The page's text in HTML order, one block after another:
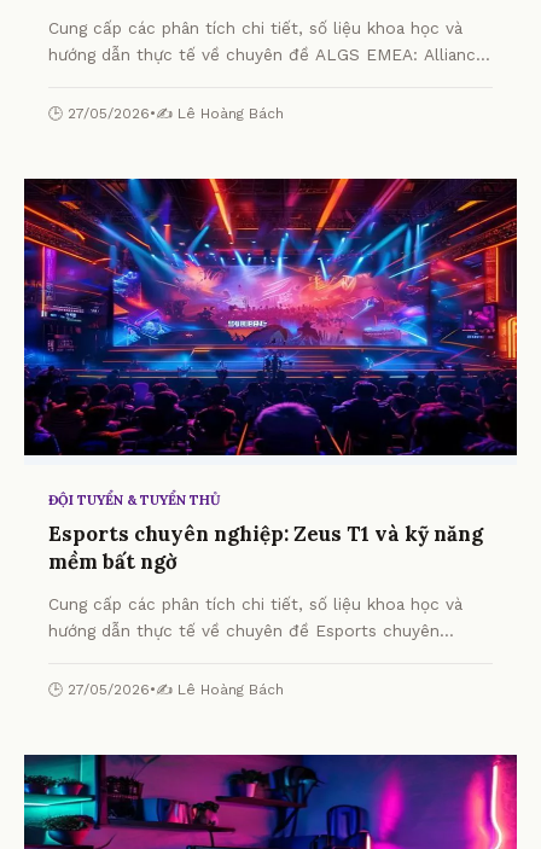
Cung cấp các phân tích chi tiết, số liệu khoa học và
hướng dẫn thực tế về chuyên đề ALGS EMEA: Alliance
gia.
🕒 27/05/2026•✍️ Lê Hoàng Bách
ĐỘI TUYỂN & TUYỂN THỦ
Esports chuyên nghiệp: Zeus T1 và kỹ năng
mềm bất ngờ
Cung cấp các phân tích chi tiết, số liệu khoa học và
hướng dẫn thực tế về chuyên đề Esports chuyên
🕒 27/05/2026•✍️ Lê Hoàng Bách